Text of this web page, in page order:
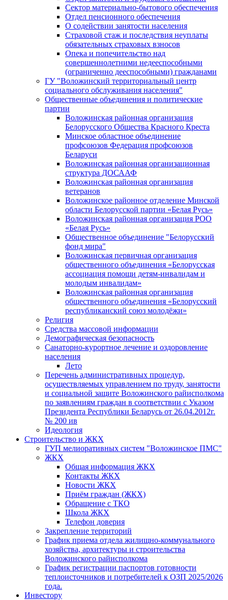
Сектор материально-бытового обеспечения
Отдел пенсионного обеспечения
О содействии занятости населения
Страховой стаж и последствия неуплаты
обязательных страховых взносов
Опека и попечительство над
совершеннолетними недееспособными
(ограниченно дееспособными) гражданами
ГУ "Воложинский территориальный центр
социального обслуживания населения"
Общественные объединения и политические
партии
Воложинская районная организация
Белорусского Общества Красного Креста
Минское областное объединение
профсоюзов Федерация профсоюзов
Беларуси
Воложинская районная организационная
структура ДОСААФ
Воложинская районная организация
ветеранов
Воложинское районное отделение Минской
области Белорусской партии «Белая Русь»
Воложинская районная организация РОО
«Белая Русь»
Общественное объединение "Белорусский
фонд мира"
Воложинская первичная организация
общественного объединения «Белорусская
ассоциация помощи детям-инвалидам и
молодым инвалидам»
Воложинская районная организация
общественного объединения «Белорусский
республиканский союз молодёжи»
Религия
Средства массовой информации
Демографическая безопасность
Санаторно-курортное лечение и оздоровление
населения
Лето
Перечень административных процедур,
осуществляемых управлением по труду, занятости
и социальной защите Воложинского райисполкома
по заявлениям граждан в соответствии с Указом
Президента Республики Беларусь от 26.04.2012г.
№ 200 ив
Идеология
Строительство и ЖКХ
ГУП мелиоративных систем "Воложинское ПМС"
ЖКХ
Общая информация ЖКХ
Контакты ЖКХ
Новости ЖКХ
Приём граждан (ЖКХ)
Обращение с ТКО
Школа ЖКХ
Телефон доверия
Закрепление территорий
График приема отдела жилищно-коммунального
хозяйства, архитектуры и строительства
Воложинского райисполкома
График регистрации паспортов готовности
теплоисточников и потребителей к ОЗП 2025/2026
года.
Инвестору